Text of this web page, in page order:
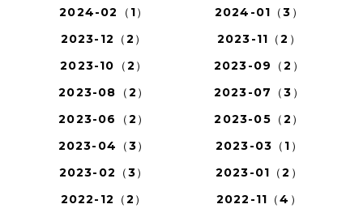
2024-02（1）
2024-01（3）
2023-12（2）
2023-11（2）
2023-10（2）
2023-09（2）
2023-08（2）
2023-07（3）
2023-06（2）
2023-05（2）
2023-04（3）
2023-03（1）
2023-02（3）
2023-01（2）
2022-12（2）
2022-11（4）